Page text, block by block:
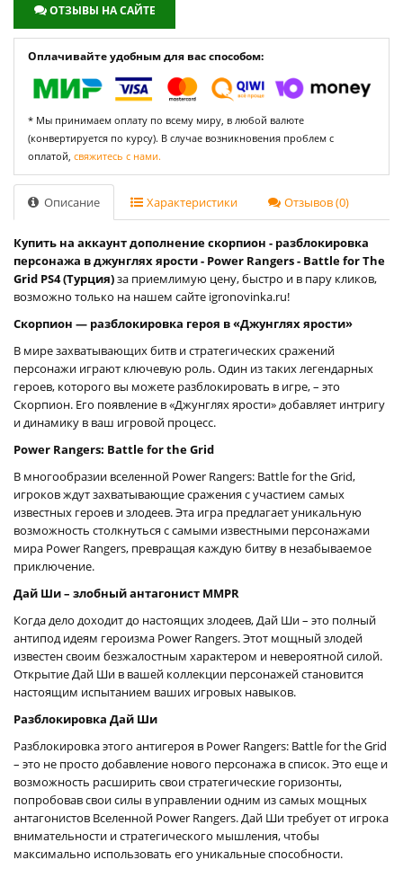
ОТЗЫВЫ НА САЙТЕ
Оплачивайте удобным для вас способом:
* Мы принимаем оплату по всему миру, в любой валюте
(конвертируется по курсу). В случае возникновения проблем с
оплатой, свяжитесь с нами.
Описание Характеристики Отзывов (0)
Купить на аккаунт дополнение скорпион - разблокировка
персонажа в джунглях ярости - Power Rangers - Battle for The
Grid PS4 (Турция)за приемлимую цену, быстро и в пару кликов,
возможно только на нашем сайте igronovinka.ru!
Скорпион — разблокировка героя в «Джунглях ярости»
В мире захватывающих битв и стратегических сражений
персонажи играют ключевую роль. Один из таких легендарных
героев, которого вы можете разблокировать в игре, – это
Скорпион. Его появление в «Джунглях ярости» добавляет интригу
и динамику в ваш игровой процесс.
Power Rangers: Battle for the Grid
В многообразии вселенной Power Rangers: Battle for the Grid,
игроков ждут захватывающие сражения с участием самых
известных героев и злодеев. Эта игра предлагает уникальную
возможность столкнуться с самыми известными персонажами
мира Power Rangers, превращая каждую битву в незабываемое
приключение.
Дай Ши – злобный антагонист MMPR
Когда дело доходит до настоящих злодеев, Дай Ши – это полный
антипод идеям героизма Power Rangers. Этот мощный злодей
известен своим безжалостным характером и невероятной силой.
Открытие Дай Ши в вашей коллекции персонажей становится
настоящим испытанием ваших игровых навыков.
Разблокировка Дай Ши
Разблокировка этого антигероя в Power Rangers: Battle for the Grid
– это не просто добавление нового персонажа в список. Это еще и
возможность расширить свои стратегические горизонты,
попробовав свои силы в управлении одним из самых мощных
антагонистов Вселенной Power Rangers. Дай Ши требует от игрока
внимательности и стратегического мышления, чтобы
максимально использовать его уникальные способности.